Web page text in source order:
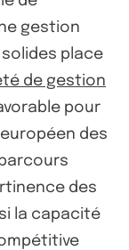
gestion
place
de gestion
pour
des
des
la capacité